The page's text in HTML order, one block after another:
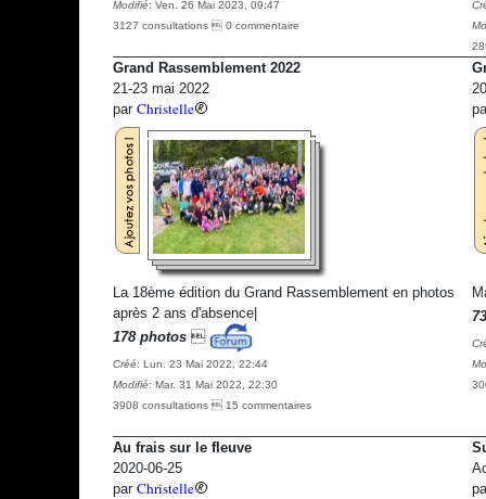
Modifié: Ven. 26 Mai 2023, 09:47
3127 consultations  0 commentaire
Grand Rassemblement 2022
21-23 mai 2022
par Christelle
La 18ème édition du Grand Rassemblement en photos
après 2 ans d'absence|
178 photos
Créé: Lun. 23 Mai 2022, 22:44
Modifié: Mar. 31 Mai 2022, 22:30
3908 consultations  15 commentaires
Au frais sur le fleuve
2020-06-25
par Christelle